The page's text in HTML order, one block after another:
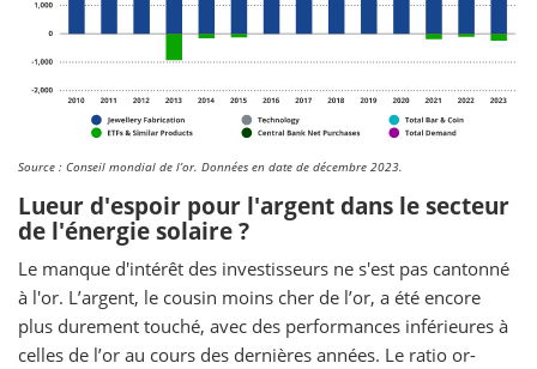
Source : Conseil mondial de l’or. Données en date de décembre 2023.
Lueur d'espoir pour l'argent dans le secteur
de l'énergie solaire ?
Le manque d'intérêt des investisseurs ne s'est pas cantonné
à l'or. L’argent, le cousin moins cher de l’or, a été encore
plus durement touché, avec des performances inférieures à
celles de l’or au cours des dernières années. Le ratio or-